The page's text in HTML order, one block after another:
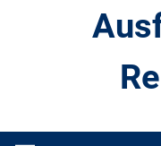
Produkttests und